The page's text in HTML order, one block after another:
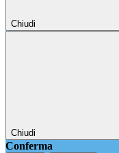
Chiudi
Chiudi
Conferma